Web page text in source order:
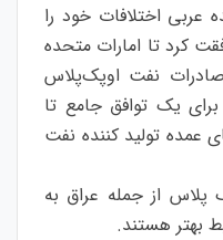
عربی اختلافات خود را
کرد تا امارات متحده
نفت اوپک‌پلاس
یک توافق جامع تا
کشورهای عمده تولید کننده نفت
پلاس از جمله عراق به
بهتر هستند.